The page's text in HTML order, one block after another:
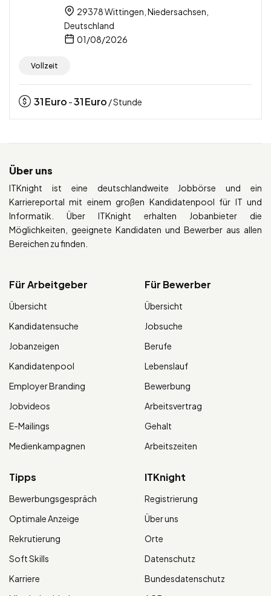
29378 Wittingen, Niedersachsen,
Deutschland
01/08/2026
Vollzeit
31Euro -31Euro / Stunde
Über uns
ITKnight ist eine deutschlandweite Jobbörse und ein
Karriereportal mit einem großen Kandidatenpool für IT und
Informatik. Über ITKnight erhalten Jobanbieter die
Möglichkeiten, geeignete Kandidaten und Bewerber aus allen
Bereichen zu finden.
Für Arbeitgeber
Übersicht
Kandidatensuche
Jobanzeigen
Kandidatenpool
Employer Branding
Jobvideos
E-Mailings
Medienkampagnen
Für Bewerber
Übersicht
Jobsuche
Berufe
Lebenslauf
Bewerbung
Arbeitsvertrag
Gehalt
Arbeitszeiten
Tipps
Bewerbungsgespräch
Optimale Anzeige
Rekrutierung
Soft Skills
Karriere
ITKnight
Registrierung
Über uns
Orte
Datenschutz
Bundesdatenschutz